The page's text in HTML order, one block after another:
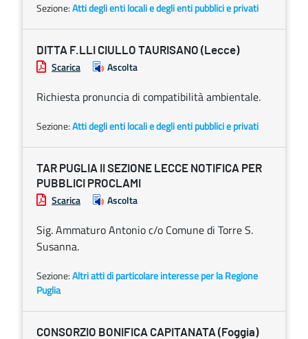
Sezione:Atti degli enti locali e degli enti pubblici e privati
DITTA F.LLI CIULLO TAURISANO (Lecce)
Scarica Ascolta
Richiesta pronuncia di compatibilità ambientale.
Sezione:Atti degli enti locali e degli enti pubblici e privati
TAR PUGLIA II SEZIONE LECCE NOTIFICA PER
PUBBLICI PROCLAMI
Scarica Ascolta
Sig. Ammaturo Antonio c/o Comune di Torre S.
Susanna.
Sezione:Altri atti di particolare interesse per la Regione
Puglia
CONSORZIO BONIFICA CAPITANATA (Foggia)